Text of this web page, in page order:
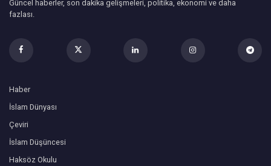
Güncel haberler, son dakika gelişmeleri, politika, ekonomi ve daha
fazlası.
Haber
İslam Dünyası
Çeviri
İslam Düşüncesi
Haksöz Okulu